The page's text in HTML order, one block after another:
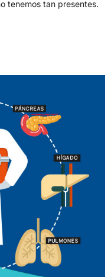
tenemos tan presentes.